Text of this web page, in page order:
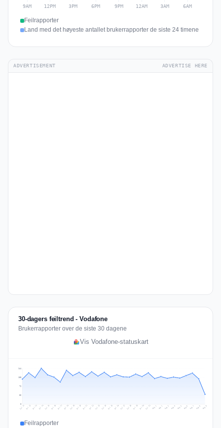
Feilrapporter
Land med det høyeste antallet brukerrapporter de siste 24 timene
ADVERTISEMENT ADVERTISE HERE
30-dagers feiltrend - Vodafone
Brukerrapporter over de siste 30 dagene
Vis Vodafone-statuskart
36
72
108
144
Jul 11 Jul 12 Jul 13 Jul 14 Jul 15 Jul 16 Jul 17 Jul 18 Jul 19 Jul 20 Jul 21 Jul 22 Jul 23 Jul 24 Jul 25 Jul 26 Jul 27 Jul 28 Jul 29 Jul 30 Jul 31 Aug 1 Aug 2 Aug 3 Aug 4 Aug 5 Aug 6 Aug 7 Aug 8 Aug 9
Feilrapporter